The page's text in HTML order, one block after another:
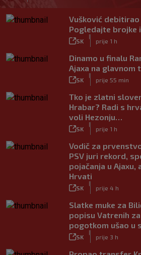
Vušković
Pogledajte brojke
SK prije 1 h
Dinamo u finalu
Ajaxa na glavnom
SK prije 55 min
Tko je zlatni
Hrabar? Radi s
voli Hezonju…
SK prije 1 h
Vodič za
PSV juri rekord,
pojačanja u Ajaxu,
Hrvati
SK prije 4 h
Slatke muke za
popisu Vatrenih za
pogotkom ušao u
SK prije 3 h